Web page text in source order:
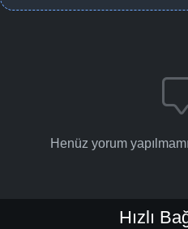
Henüz yorum
Hızlı